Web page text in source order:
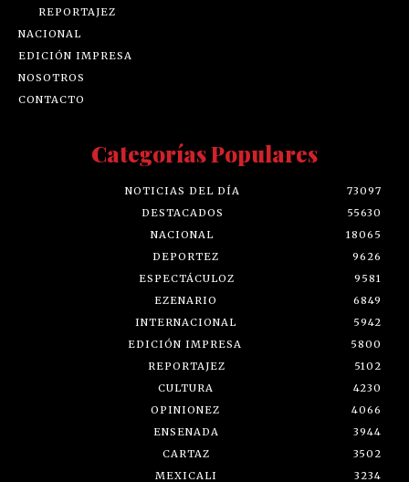
REPORTAJEZ
NACIONAL
EDICIÓN IMPRESA
NOSOTROS
CONTACTO
Categorías Populares
NOTICIAS DEL DÍA
73097
DESTACADOS
55630
NACIONAL
18065
DEPORTEZ
9626
ESPECTÁCULOZ
9581
EZENARIO
6849
INTERNACIONAL
5942
EDICIÓN IMPRESA
5800
REPORTAJEZ
5102
CULTURA
4230
OPINIONEZ
4066
ENSENADA
3944
CARTAZ
3502
MEXICALI
3234